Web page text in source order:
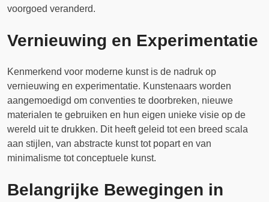
voorgoed veranderd.
Vernieuwing en Experimentatie
Kenmerkend voor moderne kunst is de nadruk op
vernieuwing en experimentatie. Kunstenaars worden
aangemoedigd om conventies te doorbreken, nieuwe
materialen te gebruiken en hun eigen unieke visie op de
wereld uit te drukken. Dit heeft geleid tot een breed scala
aan stijlen, van abstracte kunst tot popart en van
minimalisme tot conceptuele kunst.
Belangrijke Bewegingen in